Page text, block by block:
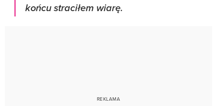
końcu straciłem wiarę.